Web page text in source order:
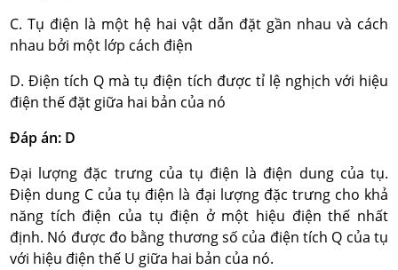
C. Tụ điện là một hệ hai vật dẫn đặt gần nhau và cách
nhau bởi một lớp cách điện
D. Điện tích Q mà tụ điện tích được tỉ lệ nghịch với hiệu
điện thế đặt giữa hai bản của nó
Đáp án: D
Đại lượng đặc trưng của tụ điện là điện dung của tụ.
Điện dung C của tụ điện là đại lượng đặc trưng cho khả
năng tích điện của tụ điện ở một hiệu điện thế nhất
định. Nó được đo bằng thương số của điện tích Q của tụ
với hiệu điện thế U giữa hai bản của nó.